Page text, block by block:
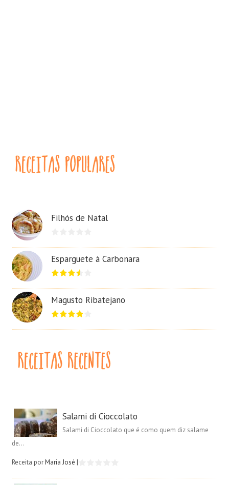
Filhós de Natal
Esparguete à Carbonara
Magusto Ribatejano
Salami di Cioccolato
Salami di Cioccolato que é como quem diz salame
de...
Receita porMaria José |